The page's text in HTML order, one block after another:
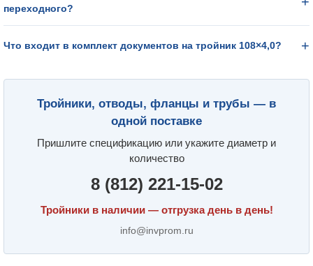
переходного?
Что входит в комплект документов на тройник 108×4,0?
Тройники, отводы, фланцы и трубы — в
одной поставке
Пришлите спецификацию или укажите диаметр и
количество
8 (812) 221-15-02
Тройники в наличии — отгрузка день в день!
info@invprom.ru